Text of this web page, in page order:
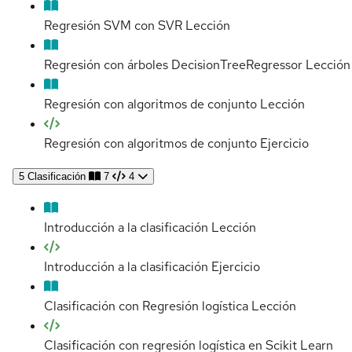
Regresión SVM con SVR Lección
Regresión con árboles DecisionTreeRegressor Lección
Regresión con algoritmos de conjunto Lección
Regresión con algoritmos de conjunto Ejercicio
5 Clasificación 7 4
Introducción a la clasificación Lección
Introducción a la clasificación Ejercicio
Clasificación con Regresión logística Lección
Clasificación con regresión logística en Scikit Learn